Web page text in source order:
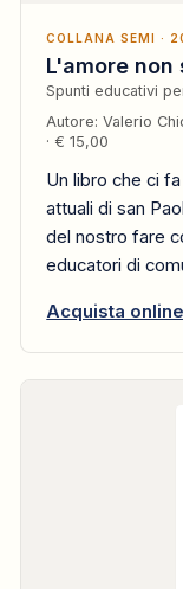
COLLANA SEMI ·
L'amore
Spunti educativi
Autore: Valerio
· € 15,00
Un libro che ci
attuali di san
del nostro fare
educatori di
Acquista